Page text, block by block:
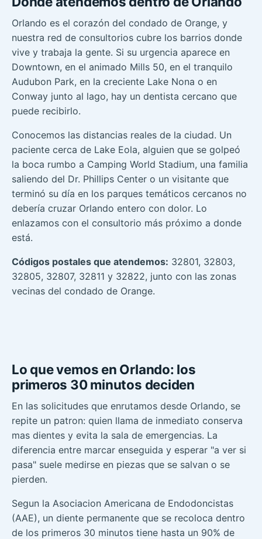
Orlando es el corazón del condado de Orange, y
nuestra red de consultorios cubre los barrios donde
vive y trabaja la gente. Si su urgencia aparece en
Downtown, en el animado Mills 50, en el tranquilo
Audubon Park, en la creciente Lake Nona o en
Conway junto al lago, hay un dentista cercano que
puede recibirlo.
Conocemos las distancias reales de la ciudad. Un
paciente cerca de Lake Eola, alguien que se golpeó
la boca rumbo a Camping World Stadium, una familia
saliendo del Dr. Phillips Center o un visitante que
terminó su día en los parques temáticos cercanos no
debería cruzar Orlando entero con dolor. Lo
enlazamos con el consultorio más próximo a donde
está.
Códigos postales que atendemos: 32801, 32803,
32805, 32807, 32811 y 32822, junto con las zonas
vecinas del condado de Orange.
Lo que vemos en Orlando: los
primeros 30 minutos deciden
En las solicitudes que enrutamos desde Orlando, se
repite un patron: quien llama de inmediato conserva
mas dientes y evita la sala de emergencias. La
diferencia entre marcar enseguida y esperar "a ver si
pasa" suele medirse en piezas que se salvan o se
pierden.
Segun la Asociacion Americana de Endodoncistas
(AAE), un diente permanente que se recoloca dentro
de los primeros 30 minutos tiene hasta un 90% de